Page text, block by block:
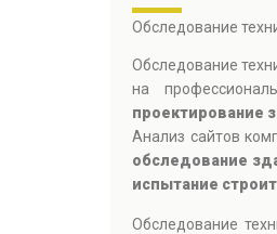
Обследование
Обследование
на
проектирование
Анализ сайтов
обследование
испытание
Обследование